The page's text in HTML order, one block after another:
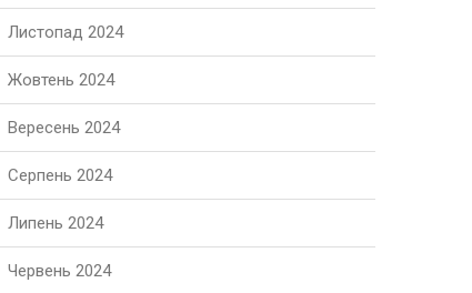
Листопад 2024
Жовтень 2024
Вересень 2024
Серпень 2024
Липень 2024
Червень 2024